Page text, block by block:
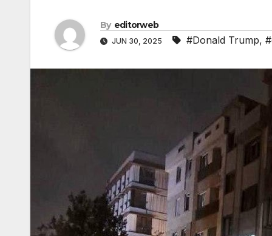
By editorweb
JUN 30, 2025 #Donald Trump,